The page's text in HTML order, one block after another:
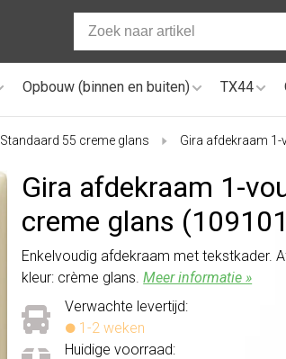
Opbouw (binnen en buiten) TX44
Standaard 55 creme glans Gira afdekraam
Gira afdekraam 1-
creme glans
Enkelvoudig afdekraam met tekstkader.
kleur: crème glans.Meer informatie »
Verwachte levertijd:
1-2 weken
Huidige voorraad: